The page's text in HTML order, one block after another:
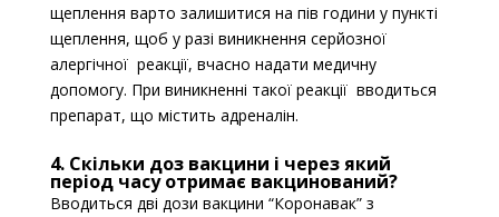
щеплення варто залишитися на пів години у пункті
щеплення, щоб у разі виникнення серйозної
алергічної реакції, вчасно надати медичну
допомогу. При виникненні такої реакції вводиться
препарат, що містить адреналін.
4. Скільки доз вакцини і через який
період часу отримає вакцинований?
Вводиться дві дози вакцини “Коронавак” з